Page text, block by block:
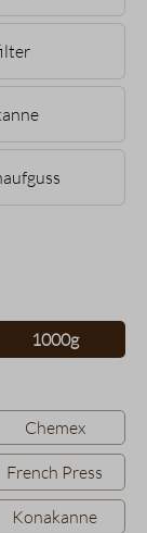
1000g
Chemex
French Press
Konakanne